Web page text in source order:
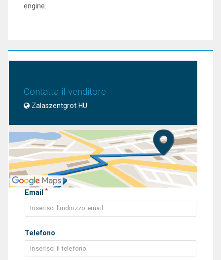
engine.
Contatta il venditore
Zalaszentgrot HU
Email*
Telefono